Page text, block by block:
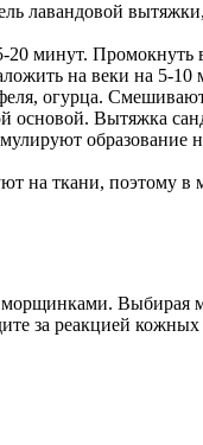
лавандовой
минут. Промокнуть
на веки на 5-10
огурца.
Вытяжка
на ткани, поэтому
морщинками.
за реакцией кожных